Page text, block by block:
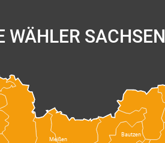
WÄHLER SACHSEN
Bautzen
Meißen